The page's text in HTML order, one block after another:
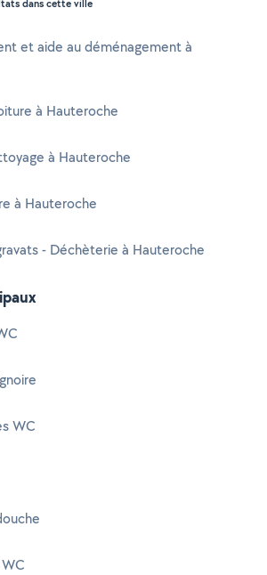
dans cette ville
et aide au déménagement à
à Hauteroche
à Hauteroche
à Hauteroche
- Déchèterie à Hauteroche
WC